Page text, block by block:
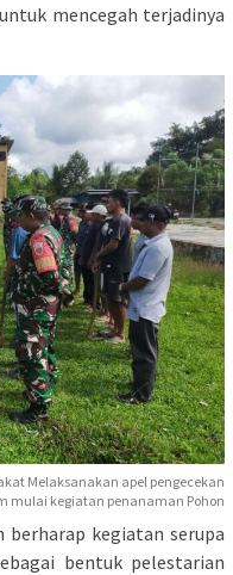
mencegah terjadinya
Melaksanakan apel pengecekan
mulai kegiatan penanaman Pohon
berharap kegiatan serupa
bentuk pelestarian